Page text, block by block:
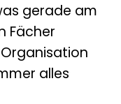
gerade am
Fächer
alles